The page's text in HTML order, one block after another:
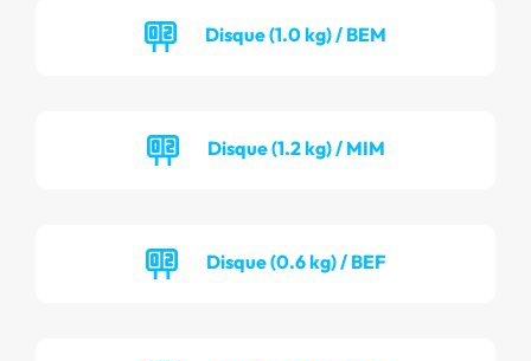
Disque (1.0 kg) / BEM
Disque (1.2 kg) / MIM
Disque (0.6 kg) / BEF